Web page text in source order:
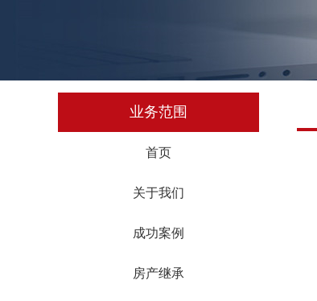
业务范围
首页
关于我们
成功案例
房产继承